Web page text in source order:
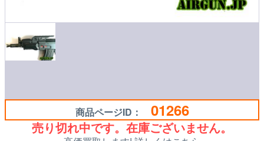
商品ページID： 01266
売り切れ中です。在庫ございません。